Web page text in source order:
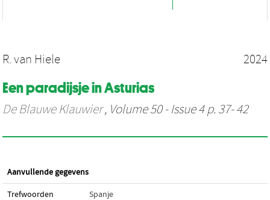
R. van Hiele 2024
Een paradijsje in Asturias
De Blauwe Klauwier, Volume 50 - Issue 4 p. 37- 42
Aanvullende gegevens
Trefwoorden Spanje